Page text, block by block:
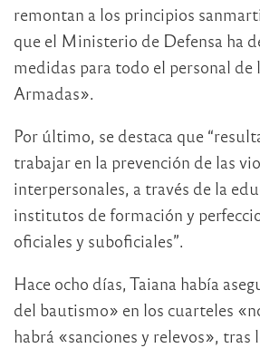
remontan a los principios
que el Ministerio de Defensa ha
medidas para todo el personal de
Armadas».
Por último, se destaca que
trabajar en la prevención de las
interpersonales, a través de la
institutos de formación y
oficiales y suboficiales”.
Hace ocho días, Taiana había
del bautismo» en los cuarteles
habrá «sanciones y relevos», tras